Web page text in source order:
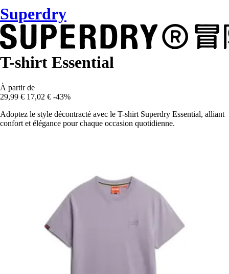
Superdry
T-shirt Essential
À partir de
29,99 € 17,02 € -43%
Adoptez le style décontracté avec le T-shirt Superdry Essential, alliant
confort et élégance pour chaque occasion quotidienne.